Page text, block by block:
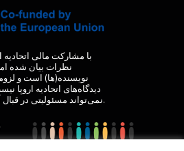
با مشارکت مالی اتحادیه
نظرات بیان شده
نویسنده(ها) است و
دیدگاه‌های اتحادیه اروپا
نمی‌تواند مسئولیتی در قبال آنها داشته باشد.